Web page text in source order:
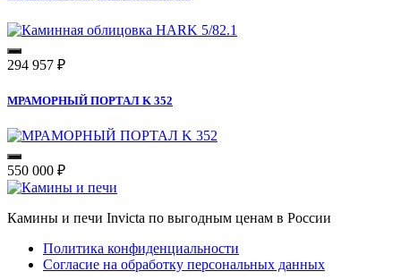
294 957 ₽
МРАМОРНЫЙ ПОРТАЛ K 352
550 000 ₽
Камины и печи Invicta по выгодным ценам в России
Политика конфиденциальности
Согласие на обработку персональных данных